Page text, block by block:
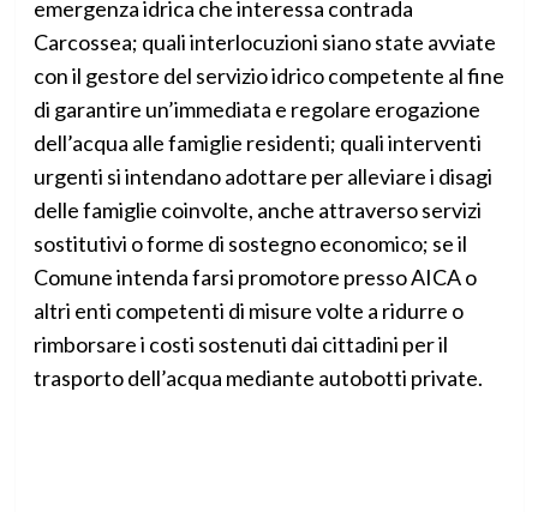
emergenza idrica che interessa contrada
Carcossea; quali interlocuzioni siano state avviate
con il gestore del servizio idrico competente al fine
di garantire un’immediata e regolare erogazione
dell’acqua alle famiglie residenti; quali interventi
urgenti si intendano adottare per alleviare i disagi
delle famiglie coinvolte, anche attraverso servizi
sostitutivi o forme di sostegno economico; se il
Comune intenda farsi promotore presso AICA o
altri enti competenti di misure volte a ridurre o
rimborsare i costi sostenuti dai cittadini per il
trasporto dell’acqua mediante autobotti private.